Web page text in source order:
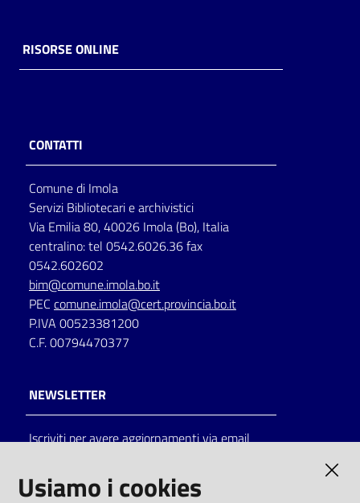
RISORSE ONLINE
CONTATTI
Comune di Imola
Servizi Bibliotecari e archivistici
Via Emilia 80, 40026 Imola (Bo), Italia
centralino: tel 0542.6026.36 fax
0542.602602
bim@comune.imola.bo.it
PEC comune.imola@cert.provincia.bo.it
P.IVA 00523381200
C.F. 00794470377
NEWSLETTER
Iscriviti per avere aggiornamenti via email
Usiamo i cookies